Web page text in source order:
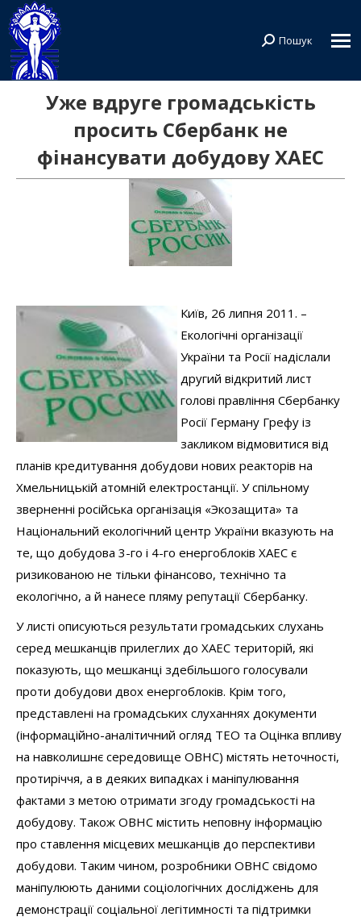
Search:
Пошук
Уже вдруге громадськість
просить Сбербанк не
фінансувати добудову ХАЕС
Київ, 26 липня 2011. –
Екологічні організації
України та Росії надіслали
другий відкритий лист
голові правління Сбербанку
Росії Герману Грефу із
закликом відмовитися від
планів кредитування добудови нових реакторів на
Хмельницькій атомній електростанції. У спільному
зверненні російська організація «Экозащита» та
Національний екологічний центр України вказують на
те, що добудова 3-го і 4-го енергоблоків ХАЕС є
ризикованою не тільки фінансово, технічно та
екологічно, а й нанесе пляму репутації Сбербанку.
У листі описуються результати громадських слухань
серед мешканців прилеглих до ХАЕС територій, які
показують, що мешканці здебільшого голосували
проти добудови двох енергоблоків. Крім того,
представлені на громадських слуханнях документи
(інформаційно-аналітичний огляд ТЕО та Оцінка впливу
на навколишнє середовище ОВНС) містять неточності,
протиріччя, а в деяких випадках і маніпулювання
фактами з метою отримати згоду громадськості на
добудову. Також ОВНС містить неповну інформацію
про ставлення місцевих мешканців до перспективи
добудови. Таким чином, розробники ОВНС свідомо
маніпулюють даними соціологічних досліджень для
демонстрації соціальної легітимності та підтримки